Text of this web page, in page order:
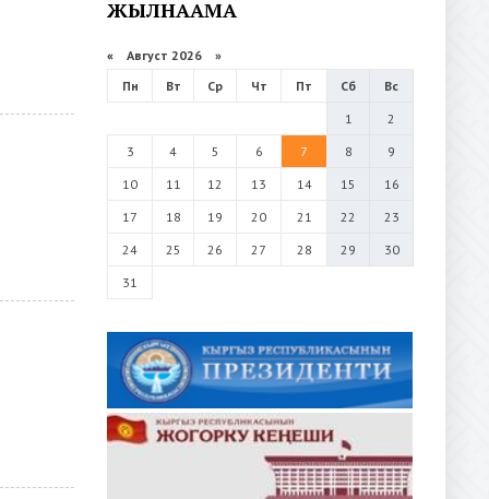
ЖЫЛНААМА
« Август 2026 »
Пн
Вт Ср Чт Пт Сб
Вс
1
2
3
4 5 6 7 8
9
10
11 12 13 14 15
16
17
18 19 20 21 22
23
24
25 26 27 28 29
30
31